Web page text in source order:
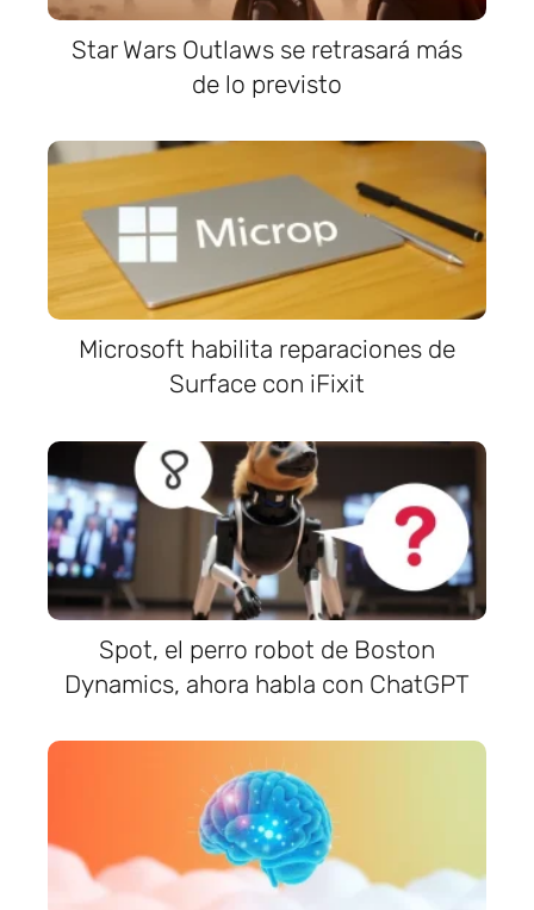
Star Wars Outlaws se retrasará más
de lo previsto
Microsoft habilita reparaciones de
Surface con iFixit
Spot, el perro robot de Boston
Dynamics, ahora habla con ChatGPT